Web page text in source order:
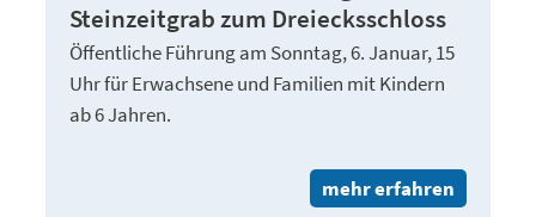
Steinzeitgrab zum Dreiecksschloss
Öffentliche Führung am Sonntag, 6. Januar, 15
Uhr für Erwachsene und Familien mit Kindern
ab 6 Jahren.
mehr erfahren